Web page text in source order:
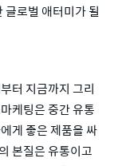
로벌 애터미가 될
터 지금까지 그리
케팅은 중간 유통
게 좋은 제품을 싸
본질은 유통이고